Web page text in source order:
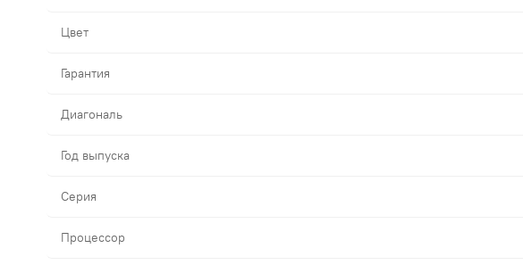
Цвет
Гарантия
Диагональ
Год выпуска
Серия
Процессор